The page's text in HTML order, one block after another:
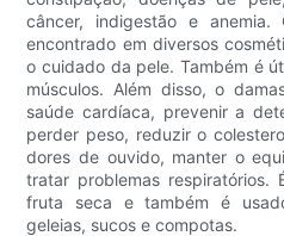
câncer, indigestão e anemia.
encontrado em diversos
o cuidado da pele. Também é
músculos. Além disso, o
saúde cardíaca, prevenir a
perder peso, reduzir o
dores de ouvido, manter o
tratar problemas respiratórios.
fruta seca e também é
geleias, sucos e compotas.